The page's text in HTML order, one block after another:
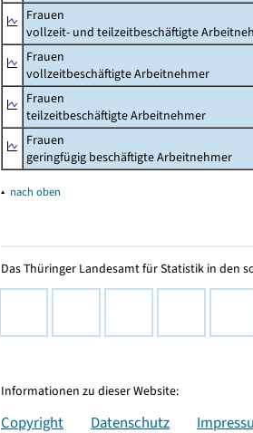
Frauen
vollzeit- und teilzeitbeschäftigte
Frauen
vollzeitbeschäftigte Arbeitnehmer
Frauen
teilzeitbeschäftigte Arbeitnehmer
Frauen
geringfügig beschäftigte Arbeitnehmer
▴ nach oben
Das Thüringer Landesamt für Statistik in den
Informationen zu dieser Website:
Copyright Datenschutz